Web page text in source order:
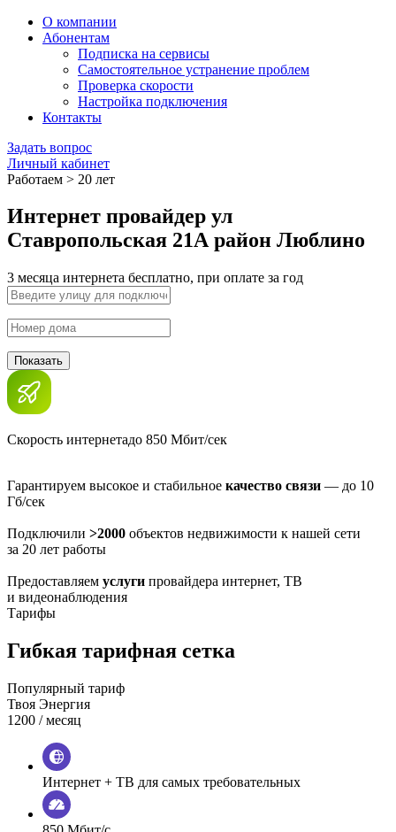
О компании
Абонентам
Подписка на сервисы
Самостоятельное устранение проблем
Проверка скорости
Настройка подключения
Контакты
Задать вопрос
Личный кабинет
Работаем > 20 лет
Интернет провайдер ул
Ставропольская 21А район Люблино
3 месяца интернета бесплатно, при оплате за год
Показать
Скорость интернетадо 850 Мбит/сек
Гарантируем высокое и стабильное качество связи — до 10
Гб/сек
Подключили >2000 объектов недвижимости к нашей сети
за 20 лет работы
Предоставляем услуги провайдера интернет, ТВ
и видеонаблюдения
Тарифы
Гибкая тарифная сетка
Популярный тариф
Твоя Энергия
1200 / месяц
Интернет + ТВ для самых требовательных